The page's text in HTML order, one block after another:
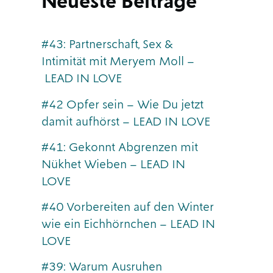
#43: Partnerschaft, Sex &
Intimität mit Meryem Moll –
LEAD IN LOVE
#42 Opfer sein – Wie Du jetzt
damit aufhörst – LEAD IN LOVE
#41: Gekonnt Abgrenzen mit
Nükhet Wieben – LEAD IN
LOVE
#40 Vorbereiten auf den Winter
wie ein Eichhörnchen – LEAD IN
LOVE
#39: Warum Ausruhen